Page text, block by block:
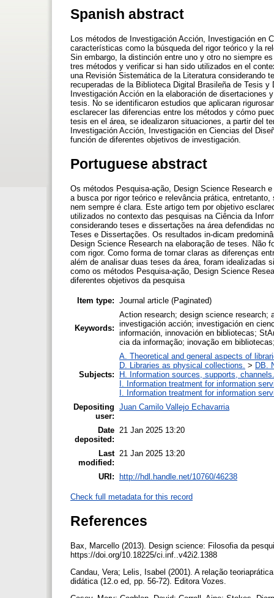
Spanish abstract
Los métodos de Investigación Acción, Investigación en
características como la búsqueda del rigor teórico y la
Sin embargo, la distinción entre uno y otro no siempre
tres métodos y verificar si han sido utilizados en el
una Revisión Sistemática de la Literatura considerando
recuperadas de la Biblioteca Digital Brasileña de Tesis
Investigación Acción en la elaboración de
tesis. No se identificaron estudios que aplicaran
esclarecer las diferencias entre los métodos y cómo
tesis en el área, se idealizaron situaciones, a partir del
Investigación Acción, Investigación en Ciencias del
función de diferentes objetivos de investigación.
Portuguese abstract
Os métodos Pesquisa-ação, Design Science Research
a busca por rigor teórico e relevância prática,
nem sempre é clara. Este artigo tem por objetivo
utilizados no contexto das pesquisas na Ciência da
considerando teses e dissertações na área defendidas
Teses e Dissertações. Os resultados in-dicam
Design Science Research na elaboração de teses. Não
com rigor. Como forma de tornar claras as diferenças
além de analisar duas teses da área, foram idealizadas
como os métodos Pesquisa-ação, Design Science
diferentes objetivos da pesquisa
Item type: Journal article (Paginated)
Keywords:
Action research; design science
investigación acción; investigación en
información, innovación en bibliotecas;
cia da informação; inovação em
Subjects:
A. Theoretical and general aspects of
D. Libraries as physical collections. > DB.
H. Information sources, supports, channels.
I. Information treatment for information
I. Information treatment for information
Depositing
user:
Juan Camilo Vallejo Echavarria
Date
deposited:
21 Jan 2025 13:20
Last
modified:
21 Jan 2025 13:20
URI: http://hdl.handle.net/10760/46238
Check full metadata for this record
References
Bax, Marcello (2013). Design science: Filosofia da
https://doi.org/10.18225/ci.inf..v42i2.1388
Candau, Vera; Lelis, Isabel (2001). A relação
didática (12.o ed, pp. 56-72). Editora Vozes.